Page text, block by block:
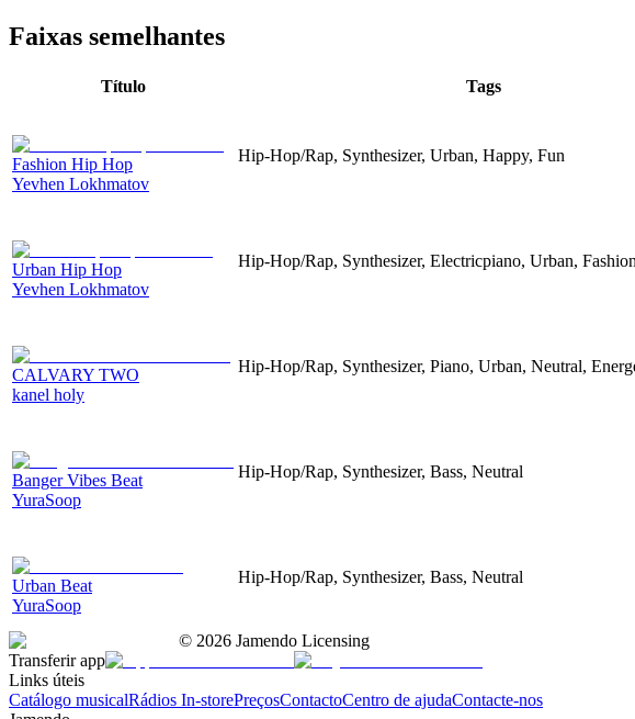
Faixas semelhantes
Título Tags
Fashion Hip Hop
Yevhen Lokhmatov
Hip-Hop/Rap, Synthesizer, Urban, Happy, Fun
Urban Hip Hop
Yevhen Lokhmatov
Hip-Hop/Rap, Synthesizer, Electricpiano, Urban,
CALVARY TWO
kanel holy
Hip-Hop/Rap, Synthesizer, Piano, Urban, Neutral,
Banger Vibes Beat
YuraSoop
Hip-Hop/Rap, Synthesizer, Bass, Neutral
Urban Beat
YuraSoop
Hip-Hop/Rap, Synthesizer, Bass, Neutral
© 2026 Jamendo Licensing
Transferir app
Links úteis
Catálogo musicalRádios In-storePreçosContactoCentro de ajudaContacte-nos